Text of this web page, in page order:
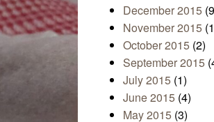
December 2015
November 2015
October 2015 (2)
September 2015
July 2015 (1)
June 2015 (4)
May 2015 (3)